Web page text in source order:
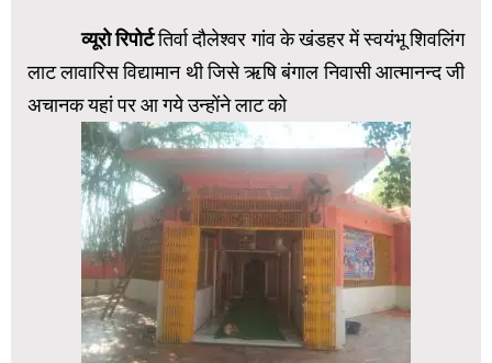
व्यूरो रिपोर्टतिर्वा दौलेश्वर गांव के खंडहर में स्वयंभू शिवलिंग
लाट लावारिस विद्यामान थी जिसे ऋषि बंगाल निवासी आत्मानन्द जी
अचानक यहां पर आ गये उन्होंने लाट को